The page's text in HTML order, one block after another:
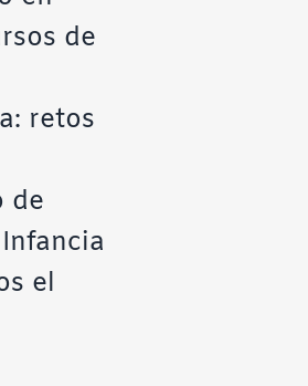
de
retos
de
el